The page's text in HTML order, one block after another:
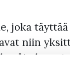
joka
niin